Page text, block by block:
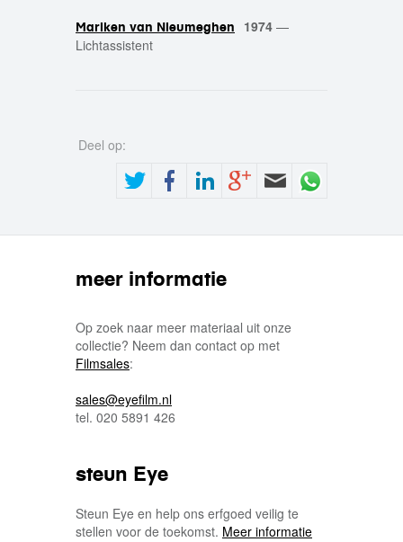
Mariken van Nieumeghen 1974 —
Lichtassistent
Deel op:
meer informatie
Op zoek naar meer materiaal uit onze
collectie? Neem dan contact op met
Filmsales:
sales@eyefilm.nl
tel. 020 5891 426
steun Eye
Steun Eye en help ons erfgoed veilig te
stellen voor de toekomst. Meer informatie